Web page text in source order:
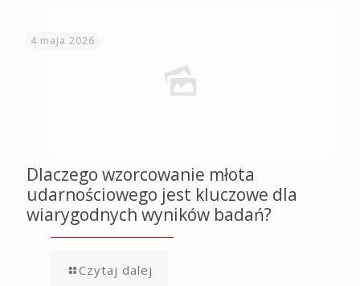
4 maja 2026
Dlaczego wzorcowanie młota
udarnościowego jest kluczowe dla
wiarygodnych wyników badań?
Czytaj dalej